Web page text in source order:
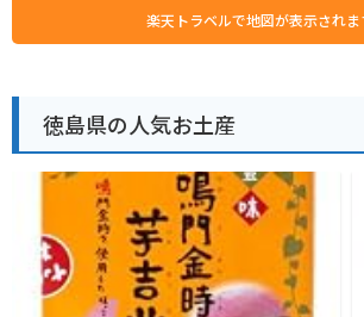
楽天トラベルで地図が表示されま
徳島県の人気お土産